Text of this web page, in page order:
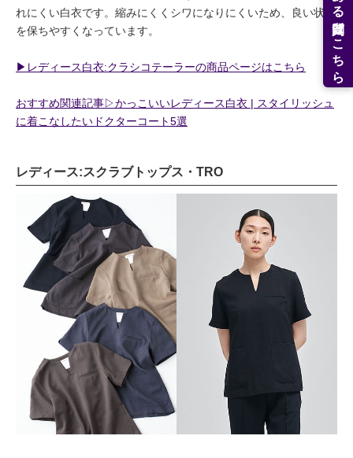
れにくい白衣です。縮みにくくシワになりにくいため、良い状態
を保ちやすくなっています。
▶︎レディース白衣:クラシコテーラーの商品ページはこちら
おすすめ関連記事▷かっこいいレディース白衣 | スタイリッシュ
に着こなしたいドクターコート5選
レディース:スクラブトップス・TRO